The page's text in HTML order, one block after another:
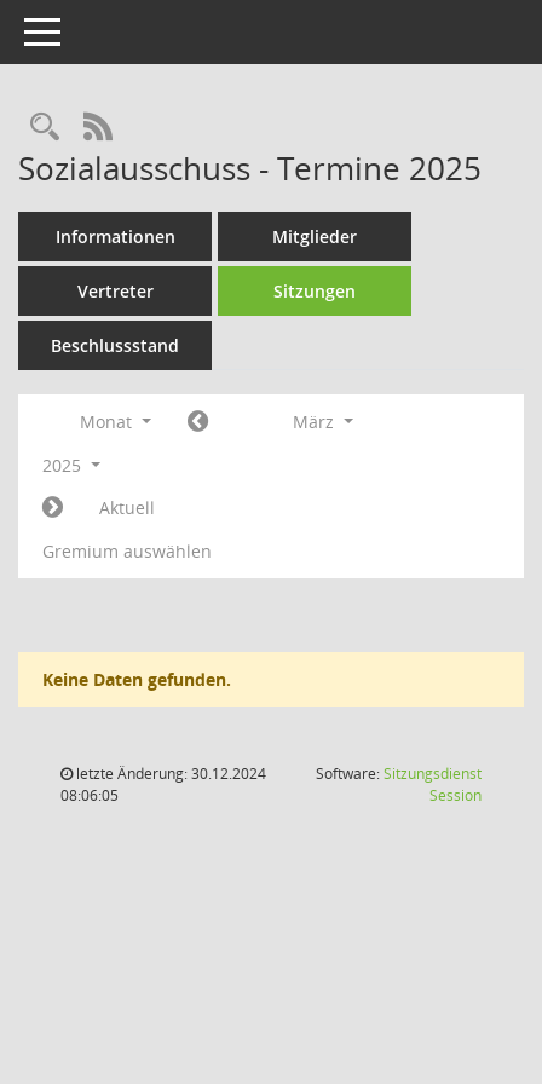
Toggle navigation
Rechercheauswahl
RSS-Feed
Sozialausschuss - Termine 2025
Informationen Mitglieder
Vertreter Sitzungen
Beschlussstand
Monat
März
2025
Aktuell
Gremium auswählen
Keine Daten gefunden.
letzte Änderung: 30.12.2024
08:06:05
Software:Sitzungsdienst
Session(Wird in